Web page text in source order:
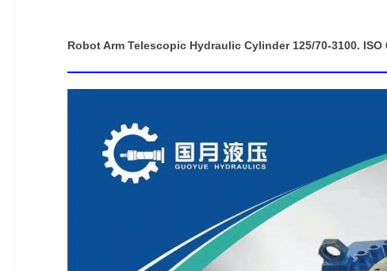
Robot Arm Telescopic Hydraulic Cylinder 125/70-3100.